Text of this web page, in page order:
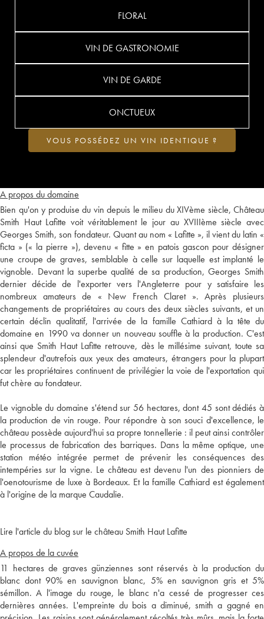
A propos du domaine
Bien qu'on y produise du vin depuis le milieu du XIVème siècle, Château
Smith Haut Lafitte voit véritablement le jour au XVIIIème siècle avec
Georges Smith, son fondateur. Quant au nom « Lafitte », il vient du latin «
ficta » (« la pierre »), devenu « fitte » en patois gascon pour désigner
une croupe de graves, semblable à celle sur laquelle est implanté le
vignoble. Devant la superbe qualité de sa production, Georges Smith
dernier décide de l'exporter vers l'Angleterre pour y satisfaire les
nombreux amateurs de « New French Claret ». Après plusieurs
changements de propriétaires au cours des deux siècles suivants, et un
certain déclin qualitatif, l'arrivée de la famille Cathiard à la tête du
domaine en 1990 va donner un nouveau souffle à la production. C'est
ainsi que Smith Haut Lafitte retrouve, dès le millésime suivant, toute sa
splendeur d'autrefois aux yeux des amateurs, étrangers pour la plupart
car les propriétaires continuent de privilégier la voie de l'exportation qui
fut chère au fondateur.
Le vignoble du domaine s'étend sur 56 hectares, dont 45 sont dédiés à
la production de vin rouge. Pour répondre à son souci d'excellence, le
château possède aujourd'hui sa propre tonnellerie : il peut ainsi contrôler
le processus de fabrication des barriques. Dans la même optique, une
station météo intégrée permet de prévenir les conséquences des
intempéries sur la vigne. Le château est devenu l'un des pionniers de
l'oenotourisme de luxe à Bordeaux. Et la famille Cathiard est également
à l'origine de la marque Caudalie.
Lire l'article du blog sur le château Smith Haut Lafitte
A propos de la cuvée
11 hectares de graves günziennes sont réservés à la production du
blanc dont 90% en sauvignon blanc, 5% en sauvignon gris et 5%
sémillon. A l'image du rouge, le blanc n'a cessé de progresser ces
dernières années. L'empreinte du bois a diminué, smith a gagné en
FLORAL
VIN DE GASTRONOMIE
VIN DE GARDE
ONCTUEUX
VOUS POSSÉDEZ UN VIN IDENTIQUE ?